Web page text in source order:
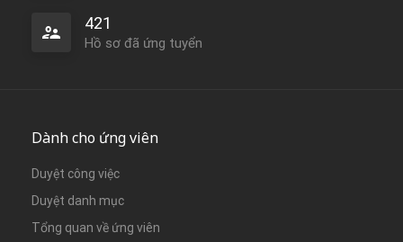
421
Hồ sơ đã ứng tuyển
Dành cho ứng viên
Duyệt công việc
Duyệt danh mục
Tổng quan về ứng viên